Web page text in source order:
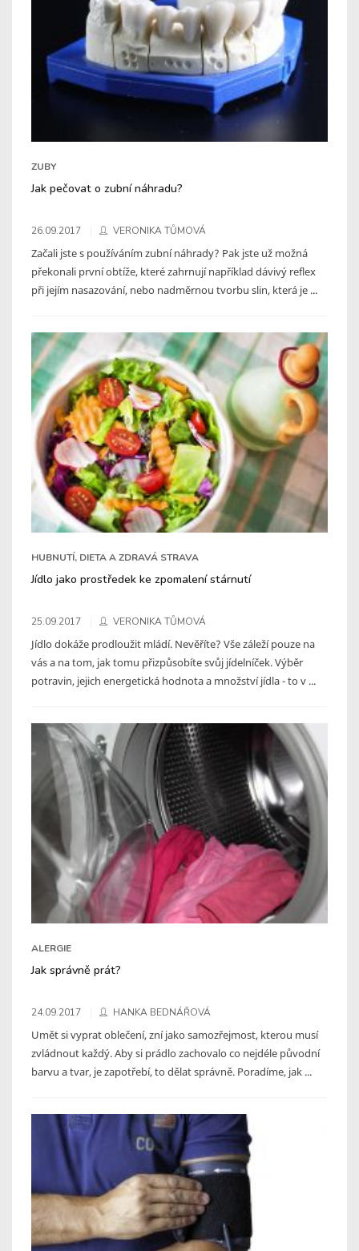
ZUBY
Jak pečovat o zubní náhradu?
26.09.2017 VERONIKA TŮMOVÁ
Začali jste s používáním zubní náhrady? Pak jste už možná
překonali první obtíže, které zahrnují například dávivý reflex
při jejím nasazování, nebo nadměrnou tvorbu slin, která je ...
HUBNUTÍ, DIETA A ZDRAVÁ STRAVA
Jídlo jako prostředek ke zpomalení stárnutí
25.09.2017 VERONIKA TŮMOVÁ
Jídlo dokáže prodloužit mládí. Nevěříte? Vše záleží pouze na
vás a na tom, jak tomu přizpůsobíte svůj jídelníček. Výběr
potravin, jejich energetická hodnota a množství jídla - to v ...
ALERGIE
Jak správně prát?
24.09.2017 HANKA BEDNÁŘOVÁ
Umět si vyprat oblečení, zní jako samozřejmost, kterou musí
zvládnout každý. Aby si prádlo zachovalo co nejdéle původní
barvu a tvar, je zapotřebí, to dělat správně. Poradíme, jak ...